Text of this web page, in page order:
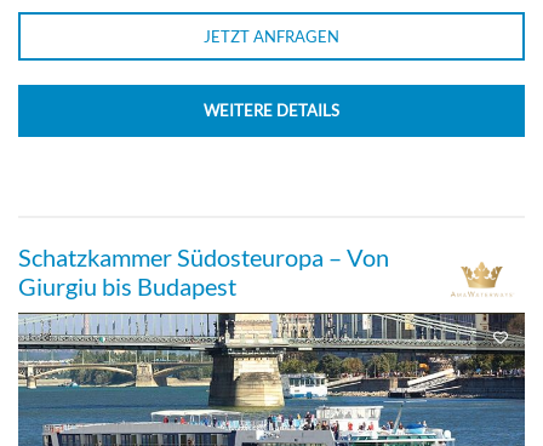
JETZT ANFRAGEN
WEITERE DETAILS
Schatzkammer Südosteuropa – Von
Giurgiu bis Budapest